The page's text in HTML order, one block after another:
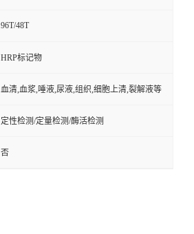
96T/48T
HRP标记物
血清,血浆,唾液,尿液,组织,细胞上清,裂解液等
定性检测/定量检测/酶活检测
否